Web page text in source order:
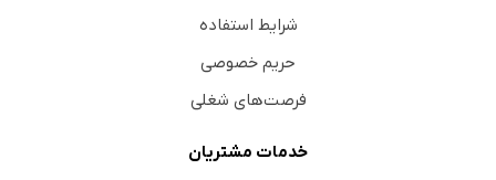
شرایط استفاده
حریم خصوصی
فرصت‌های شغلی
خدمات مشتریان